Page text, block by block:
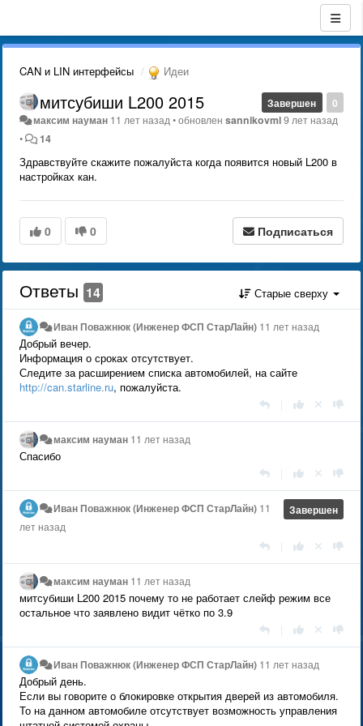
CAN и LIN интерфейсы Идеи
0
Завершен
митсубиши L200 2015
максим науман 11 лет назад •обновленsannikovml9 лет назад
•
14
Здравствуйте скажите пожалуйста когда появится новый L200 в
настройках кан.
0 0 Подписаться
Ответы 14 Старые сверху
Иван Поважнюк (Инженер ФСП СтарЛайн) 11 лет назад
Добрый вечер.
Информация о сроках отсутствует.
Следите за расширением списка автомобилей, на сайте
http://can.starline.ru, пожалуйста.
максим науман 11 лет назад
Спасибо
Завершен
Иван Поважнюк (Инженер ФСП СтарЛайн) 11
лет назад
максим науман 11 лет назад
митсубиши L200 2015 почему то не работает слейф режим все
остальное что заявлено видит чётко по 3.9
Иван Поважнюк (Инженер ФСП СтарЛайн) 11 лет назад
Добрый день.
Если вы говорите о блокировке открытия дверей из автомобиля.
То на данном автомобиле отсутствует возможность управления